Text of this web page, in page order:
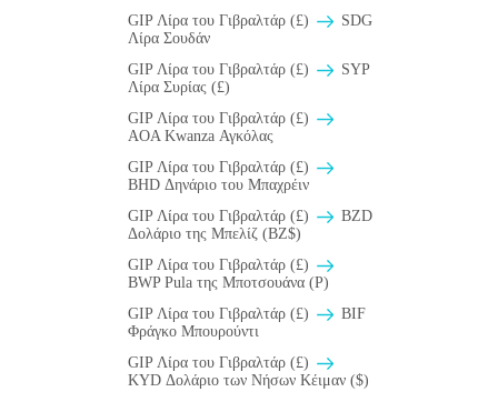
GIP Λίρα του Γιβραλτάρ (£)
SDG
Λίρα Σουδάν
GIP Λίρα του Γιβραλτάρ (£)
SYP
Λίρα Συρίας (£)
GIP Λίρα του Γιβραλτάρ (£)
AOA Kwanza Αγκόλας
GIP Λίρα του Γιβραλτάρ (£)
BHD Δηνάριο του Μπαχρέιν
GIP Λίρα του Γιβραλτάρ (£)
BZD
Δολάριο της Μπελίζ (BZ$)
GIP Λίρα του Γιβραλτάρ (£)
BWP Pula της Μποτσουάνα (P)
GIP Λίρα του Γιβραλτάρ (£)
BIF
Φράγκο Μπουρούντι
GIP Λίρα του Γιβραλτάρ (£)
KYD Δολάριο των Νήσων Κέιμαν ($)